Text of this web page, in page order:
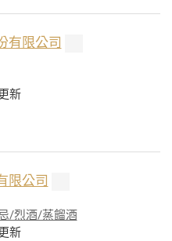
有限公司
新
限公司
/烈酒/蒸餾酒
新